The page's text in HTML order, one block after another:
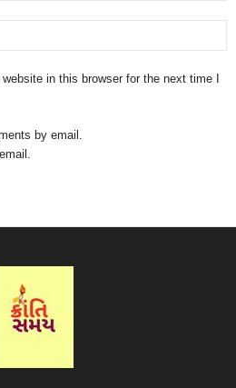
in this browser for the next time I
by email.